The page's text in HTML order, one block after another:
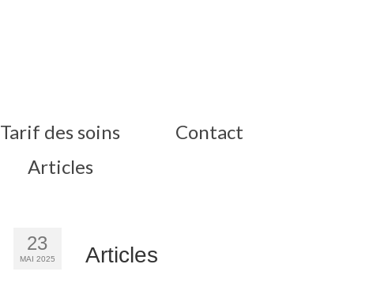
Tarif des soins
Contact
Articles
23
MAI 2025 Articles